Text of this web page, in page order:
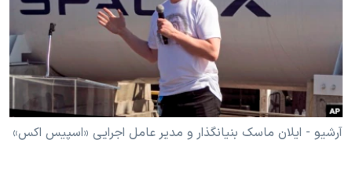
فرهنگ و زندگی
اقتصادی
علم و فناوری
اسرائیل در جنگ
انتخابات ریاست جمهوری آمریکا ۲۰۲۴
حمله جمهوری اسلامی به اسرائیل
رمز مهسا
ورزش زنان در ایران
زبانهای مختلف
آرشیو - ایلان ماسک بنیانگذار و مدیر عامل اجرایی «اسپیس اکس»